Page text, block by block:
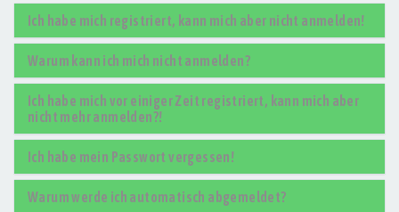
Ich habe mich registriert, kann mich aber nicht anmelden!
Warum kann ich mich nicht anmelden?
Ich habe mich vor einiger Zeit registriert, kann mich aber
nicht mehr anmelden?!
Ich habe mein Passwort vergessen!
Warum werde ich automatisch abgemeldet?